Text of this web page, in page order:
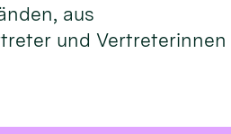
aus
und Vertreterinnen